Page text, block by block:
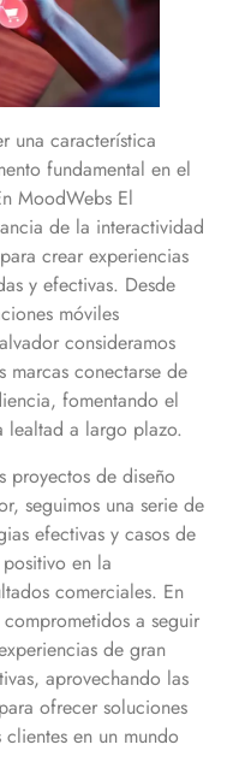
una característica
fundamental en el
MoodWebs El
de la interactividad
crear experiencias
y efectivas. Desde
móviles
consideramos
conectarse de
fomentando el
lealtad a largo plazo.
proyectos de diseño
seguimos una serie de
efectivas y casos de
en la
comerciales. En
a seguir
de gran
aprovechando las
ofrecer soluciones
en un mundo